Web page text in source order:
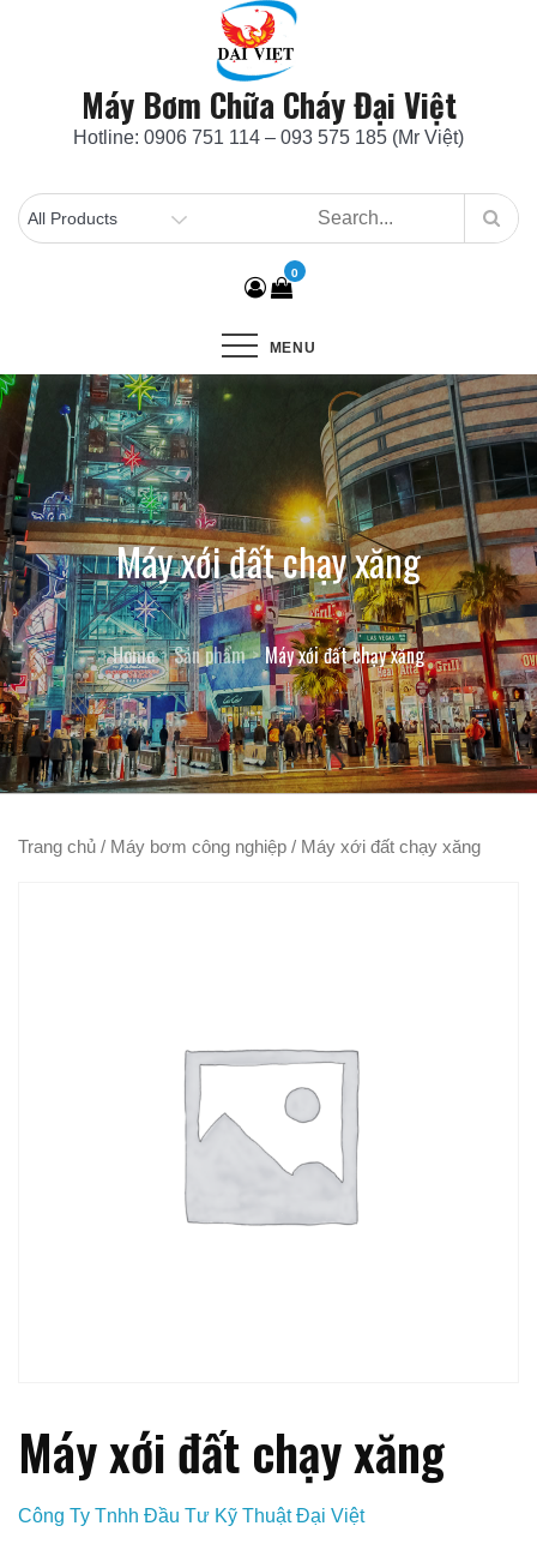
Máy Bơm Chữa Cháy Đại Việt
Hotline: 0906 751 114 – 093 575 185 (Mr Việt)
0
MENU
Máy xới đất chạy xăng
Home Sản phẩm Máy xới đất chạy xăng
Trang chủ / Máy bơm công nghiệp / Máy xới đất chạy xăng
Máy xới đất chạy xăng
Công Ty Tnhh Đầu Tư Kỹ Thuật Đại Việt